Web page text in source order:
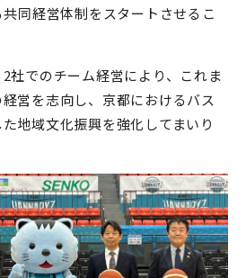
同経営体制をスタートさせるこ
社でのチーム経営により、これま
営を志向し、京都におけるバス
地域文化振興を強化してまいり